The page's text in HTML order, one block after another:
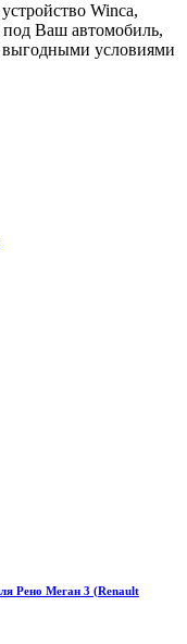
Winca,
под Ваш автомобиль,
выгодными условиями
Рено Меган 3 (Renault